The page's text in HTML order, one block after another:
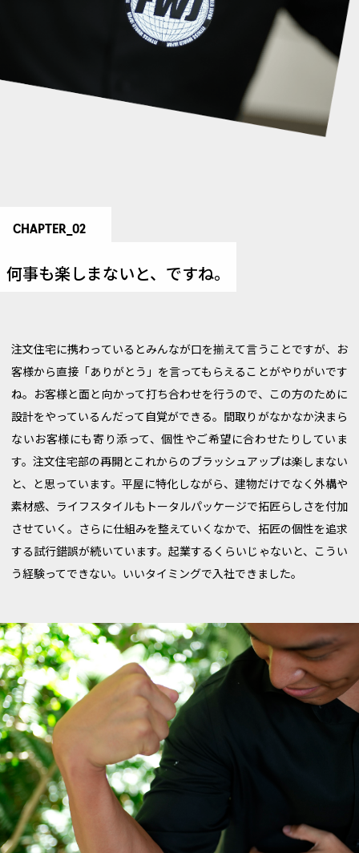
CHAPTER_02
何事も楽しまないと、 ですね。
注文住宅に携わっているとみんなが口を揃えて言うことですが、お
客様から直接「ありがとう」を言ってもらえることがやりがいです
ね。お客様と面と向かって打ち合わせを行うので、この方のために
設計をやっているんだって自覚ができる。間取りがなかなか決まら
ないお客様にも寄り添って、個性やご希望に合わせたりしていま
す。注文住宅部の再開とこれからのブラッシュアップは楽しまない
と、と思っています。平屋に特化しながら、建物だけでなく外構や
素材感、ライフスタイルもトータルパッケージで拓匠らしさを付加
させていく。さらに仕組みを整えていくなかで、拓匠の個性を追求
する試行錯誤が続いています。起業するくらいじゃないと、こうい
う経験ってできない。いいタイミングで入社できました。